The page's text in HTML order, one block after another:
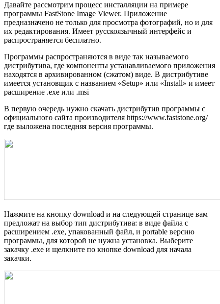
Давайте рассмотрим процесс инсталляции на примере
программы FastStone Image Viewer. Приложение
предназначено не только для просмотра фотографий, но и для
их редактирования. Имеет русскоязычный интерфейс и
распространяется бесплатно.
Программы распространяются в виде так называемого
дистрибутива, где компоненты устанавливаемого приложения
находятся в архивированном (сжатом) виде. В дистрибутиве
имеется установщик с названием «Setup» или «Install» и имеет
расширение .exe или .msi
В первую очередь нужно скачать дистрибутив программы с
официального сайта производителя https://www.faststone.org/
где выложена последняя версия программы.
Нажмите на кнопку download и на следующей странице вам
предложат на выбор тип дистрибутива: в виде файла с
расширением .exe, упакованный файл, и portable версию
программы, для которой не нужна установка. Выберите
закачку .exe и щелкните по кнопке download для начала
закачки.